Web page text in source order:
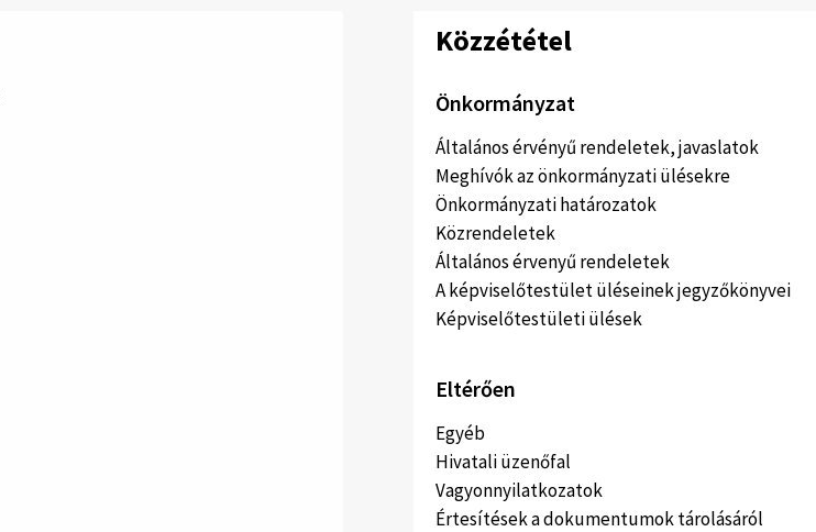
Közzététel
Önkormányzat
Általános érvényű rendeletek, javaslatok
Meghívók az önkormányzati ülésekre
Önkormányzati határozatok
Közrendeletek
Általános érvenyű rendeletek
A képviselőtestület üléseinek jegyzőkönyvei
Képviselőtestületi ülések
Eltérően
Egyéb
Hivatali üzenőfal
Vagyonnyilatkozatok
Értesítések a dokumentumok tárolásáról